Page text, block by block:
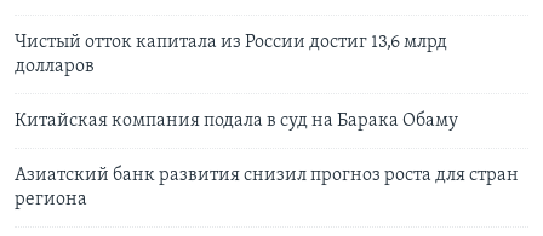
Чистый отток капитала из России достиг 13,6 млрд
долларов
Китайская компания подала в суд на Барака Обаму
Азиатский банк развития снизил прогноз роста для стран
региона